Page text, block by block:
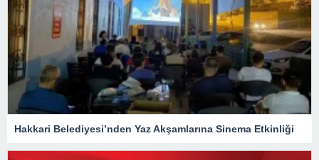
Hakkari Belediyesi’nden Yaz Akşamlarına Sinema Etkinliği